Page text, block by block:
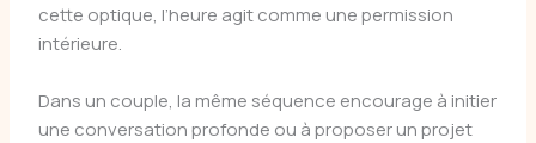
cette optique, l’heure agit comme une permission
intérieure.
Dans un couple, la même séquence encourage à initier
une conversation profonde ou à proposer un projet